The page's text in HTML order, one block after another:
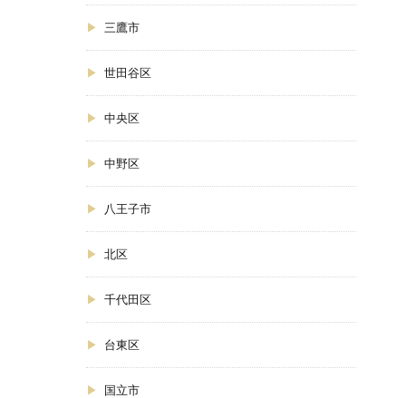
三鷹市
世田谷区
中央区
中野区
八王子市
北区
千代田区
台東区
国立市